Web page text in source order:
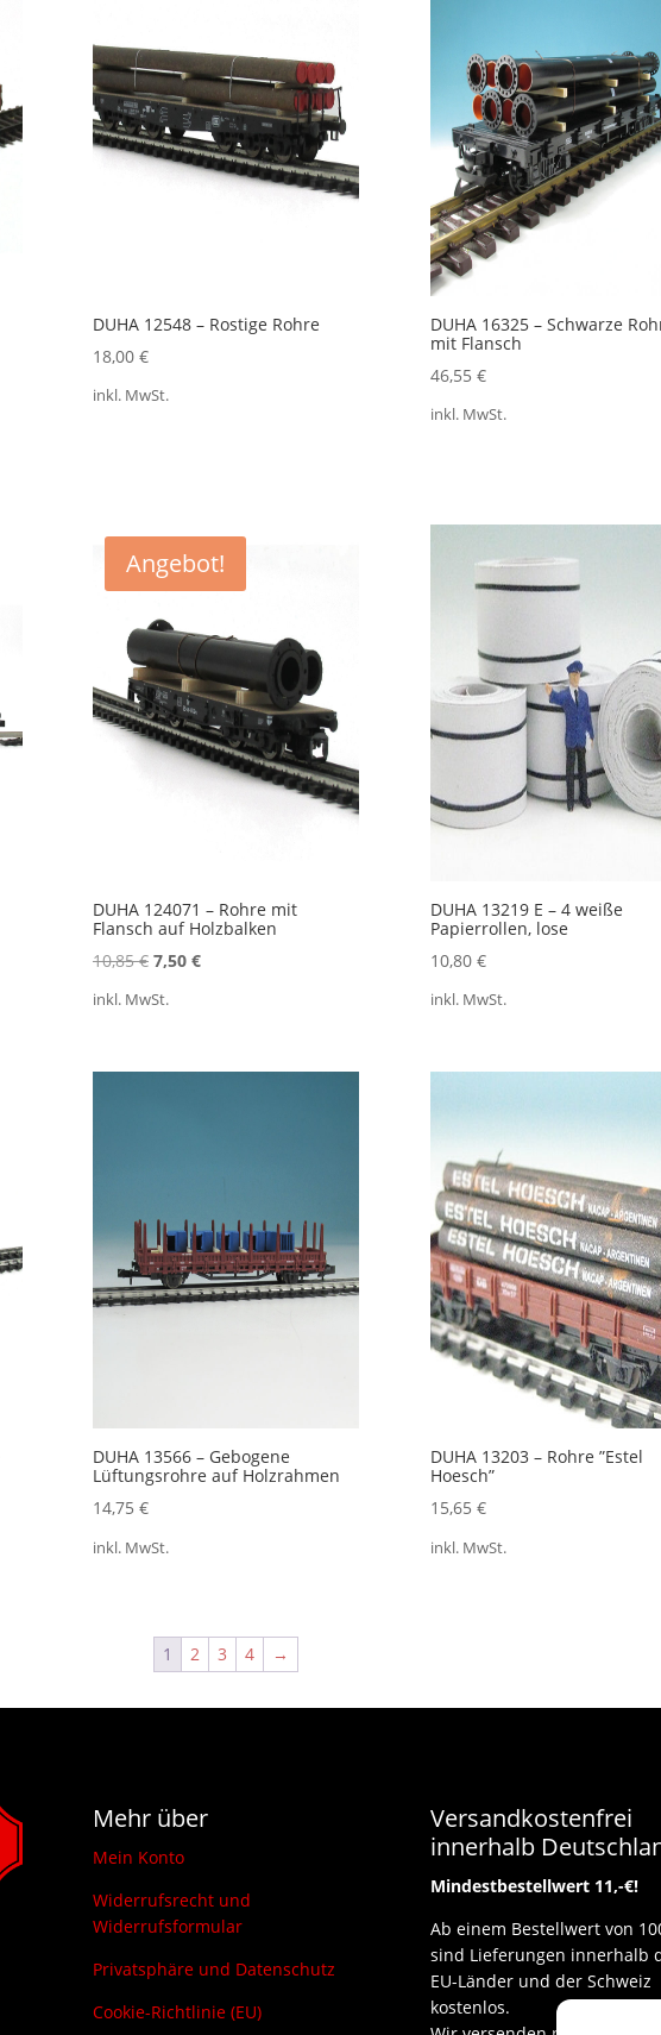
DUHA 12548 – Rostige Rohre
18,00 €
inkl. MwSt.
DUHA 16325 – Schwarze
mit Flansch
46,55 €
inkl. MwSt.
Angebot!
DUHA 124071 – Rohre mit
Flansch auf Holzbalken
10,85€ Ursprünglicher
7,50 €Aktueller
inkl. MwSt.
DUHA 13219 E – 4 weiße
Papierrollen, lose
10,80 €
inkl. MwSt.
DUHA 13566 – Gebogene
Lüftungsrohre auf Holzrahmen
14,75 €
inkl. MwSt.
DUHA 13203 – Rohre ”Estel
Hoesch”
15,65 €
inkl. MwSt.
1 2 3 4 →
Mehr über
Mein Konto
Widerrufsrecht und
Widerrufsformular
Privatsphäre und Datenschutz
Cookie-Richtlinie (EU)
Versandkostenfrei
innerhalb
Mindestbestellwert 11,-€!
Ab einem Bestellwert von
sind Lieferungen innerhalb
EU-Länder und der Schweiz
kostenlos.